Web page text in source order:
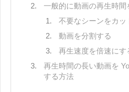
一般的に動画の再生時間
不要なシーンをカッ
動画を分割する
再生速度を倍速にす
再生時間の長い動画を
する方法